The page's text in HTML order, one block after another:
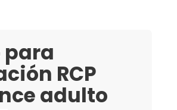
para
RCP
adulto